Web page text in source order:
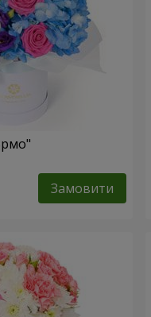
Замовити